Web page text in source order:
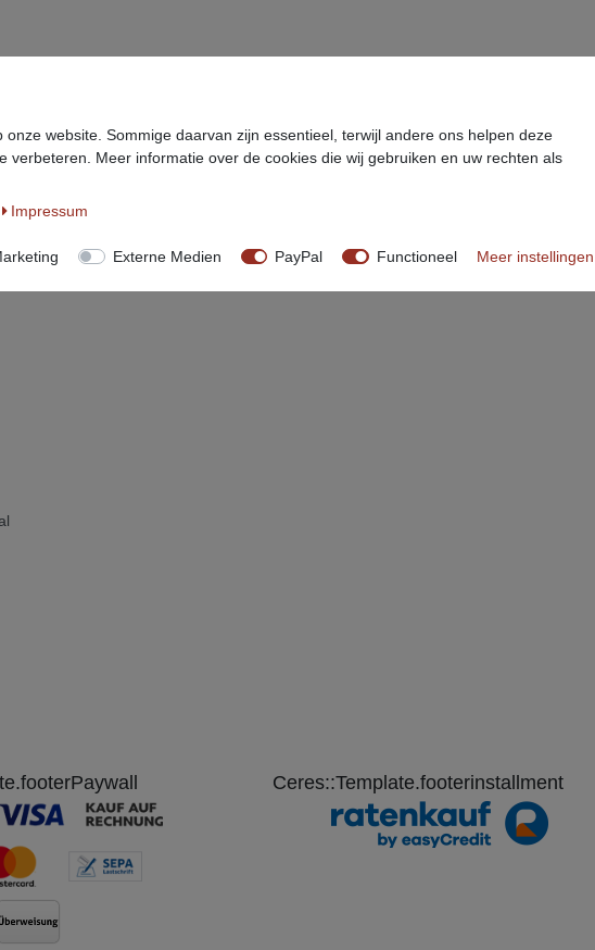
Ceres::Template.footerinstallment
onze website. Sommige daarvan zijn essentieel, terwijl andere ons helpen deze
verbeteren. Meer informatie over de cookies die wij gebruiken en uw rechten als
Impressum
Externe Medien PayPal Functioneel Meer instellingen